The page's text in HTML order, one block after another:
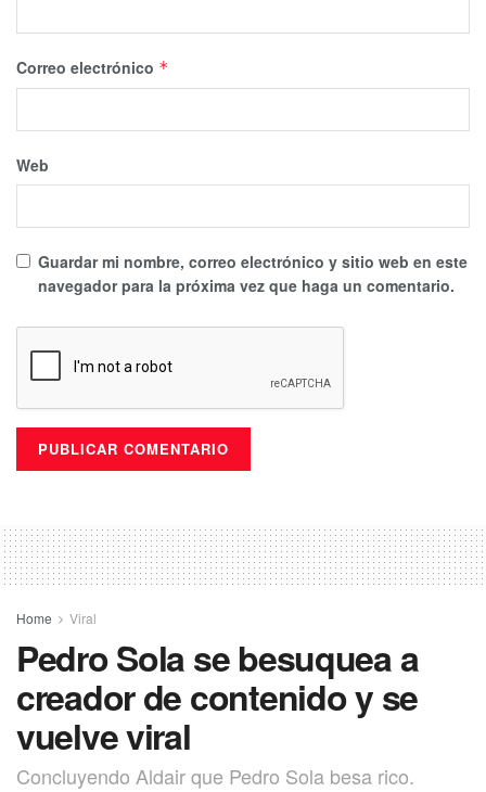
Correo electrónico *
Web
Guardar mi nombre, correo electrónico y sitio web en este
navegador para la próxima vez que haga un comentario.
Home Viral
Pedro Sola se besuquea a
creador de contenido y se
vuelve viral
Concluyendo Aldair que Pedro Sola besa rico.